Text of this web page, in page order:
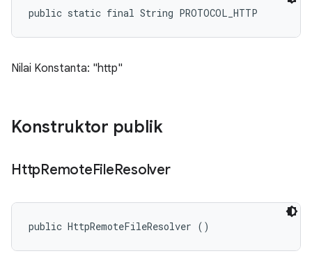
public static final String PROTOCOL_HTTP
Nilai Konstanta: "http"
Konstruktor publik
HttpRemoteFileResolver
public HttpRemoteFileResolver ()